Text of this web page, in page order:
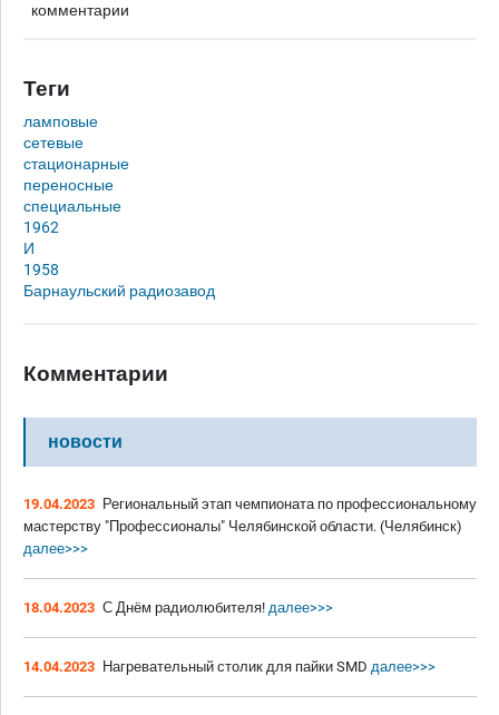
комментарии
Теги
ламповые
сетевые
стационарные
переносные
специальные
1962
И
1958
Барнаульский радиозавод
Комментарии
новости
19.04.2023 Региональный этап чемпионата по профессиональному
мастерству "Профессионалы" Челябинской области. (Челябинск)
далее>>>
18.04.2023 С Днём радиолюбителя! далее>>>
14.04.2023 Нагревательный столик для пайки SMD далее>>>